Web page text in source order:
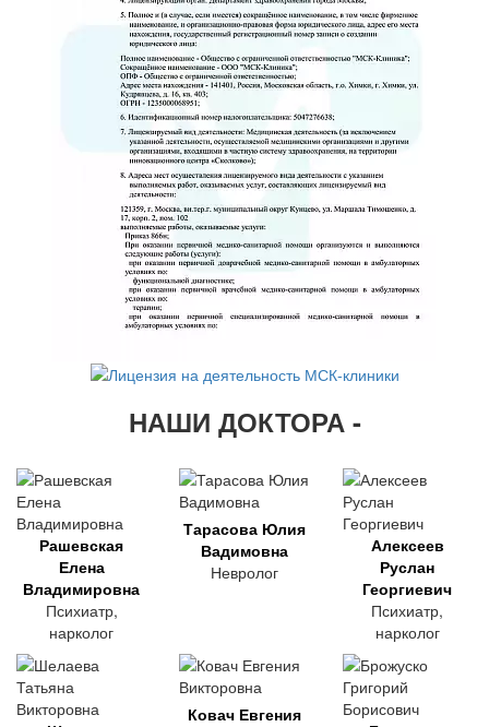
НАШИ ДОКТОРА -
Рашевская
Елена
Владимировна
Психиатр,
нарколог
Тарасова Юлия
Вадимовна
Невролог
Алексеев
Руслан
Георгиевич
Психиатр,
нарколог
Ковач Евгения